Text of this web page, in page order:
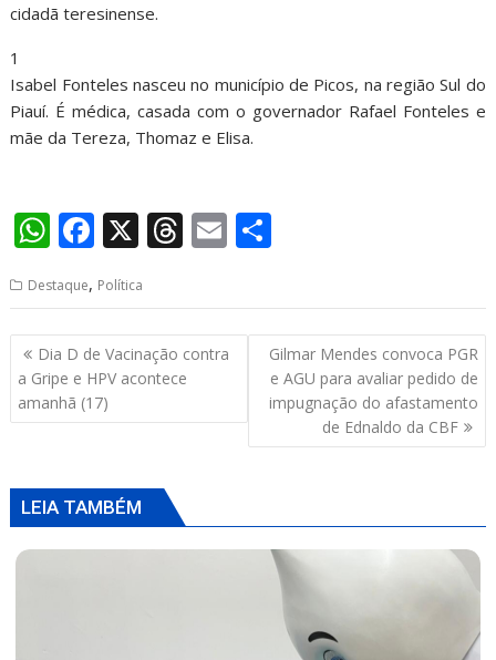
cidadã teresinense.
1
Isabel Fonteles nasceu no município de Picos, na região Sul do
Piauí. É médica, casada com o governador Rafael Fonteles e
mãe da Tereza, Thomaz e Elisa.
W
at
s
A
p
F
e
b
o
o
X T
re
a
d
E
ai
l
ar
e
Destaque, Política
Navegação
de
Post
Dia D de Vacinação contra
a Gripe e HPV acontece
amanhã (17)
Gilmar Mendes convoca PGR
e AGU para avaliar pedido de
impugnação do afastamento
de Ednaldo da CBF
LEIA TAMBÉM